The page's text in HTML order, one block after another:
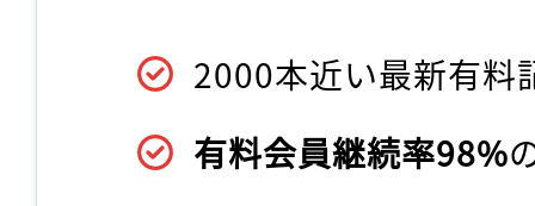
2000本近い最新有料
有料会員継続率98%